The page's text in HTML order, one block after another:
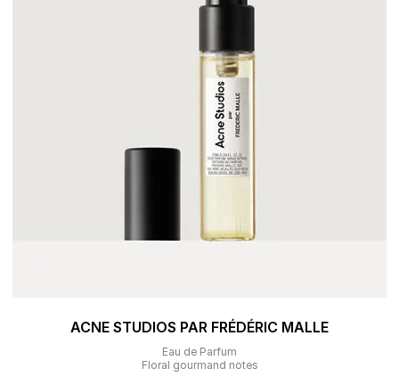
ACNE STUDIOS PAR FRÉDÉRIC MALLE
Eau de Parfum
Floral gourmand notes